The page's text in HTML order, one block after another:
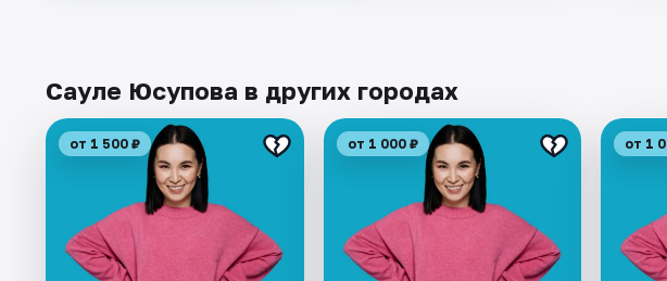
Сауле Юсупова в других городах
от 1 500 ₽ от 1 000 ₽ от 1